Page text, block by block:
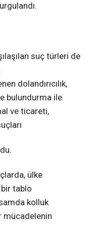
suç türleri de
dolandırıcılık,
bulundurma ile
ve ticareti,
ülke
tablo
kolluk
mücadelenin